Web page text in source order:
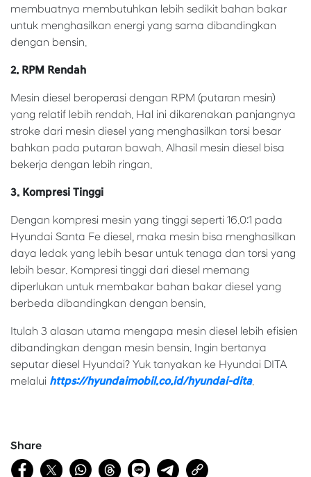
membuatnya membutuhkan lebih sedikit bahan bakar
untuk menghasilkan energi yang sama dibandingkan
dengan bensin.
2. RPM Rendah
Mesin diesel beroperasi dengan RPM (putaran mesin)
yang relatif lebih rendah. Hal ini dikarenakan panjangnya
stroke dari mesin diesel yang menghasilkan torsi besar
bahkan pada putaran bawah. Alhasil mesin diesel bisa
bekerja dengan lebih ringan.
3. Kompresi Tinggi
Dengan kompresi mesin yang tinggi seperti 16.0:1 pada
Hyundai Santa Fe diesel, maka mesin bisa menghasilkan
daya ledak yang lebih besar untuk tenaga dan torsi yang
lebih besar. Kompresi tinggi dari diesel memang
diperlukan untuk membakar bahan bakar diesel yang
berbeda dibandingkan dengan bensin.
Itulah 3 alasan utama mengapa mesin diesel lebih efisien
dibandingkan dengan mesin bensin. Ingin bertanya
seputar diesel Hyundai? Yuk tanyakan ke Hyundai DITA
melalui https://hyundaimobil.co.id/hyundai-dita.
Share